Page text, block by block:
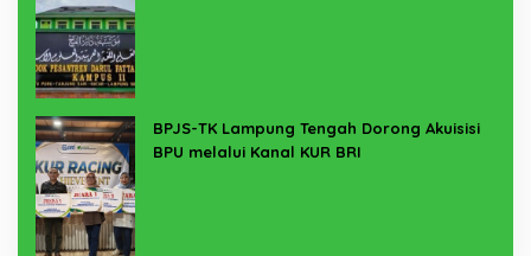
BPJS-TK Lampung Tengah Dorong Akuisisi
BPU melalui Kanal KUR BRI